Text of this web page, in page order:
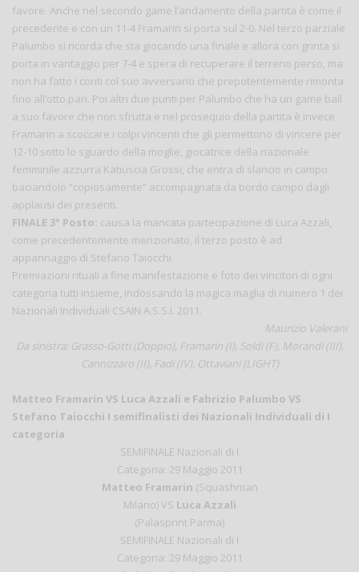
favore. Anche nel secondo game l’andamento della partita è come il
precedente e con un 11-4 Framarin si porta sul 2-0. Nel terzo parziale
Palumbo si ricorda che sta giocando una finale e allora con grinta si
porta in vantaggio per 7-4 e spera di recuperare il terreno perso, ma
non ha fatto i conti col suo avversario che prepotentemente rimonta
fino all’otto pari. Poi altri due punti per Palumbo che ha un game ball
a suo favore che non sfrutta e nel prosequio della partita è invece
Framarin a scoccare i colpi vincenti che gli permettono di vincere per
12-10 sotto lo sguardo della moglie, giocatrice della nazionale
femminile azzurra Katiuscia Grossi, che entra di slancio in campo
baciandolo “copiosamente” accompagnata da bordo campo dagli
applausi dei presenti.
FINALE 3° Posto: causa la mancata partecipazione di Luca Azzali,
come precedentemente menzionato, il terzo posto è ad
appannaggio di Stefano Taiocchi.
Premiazioni rituali a fine manifestazione e foto dei vincitori di ogni
categoria tutti insieme, indossando la magica maglia di numero 1 dei
Nazionali Individuali CSAIN A.S.S.I. 2011.
Maurizio Valerani
Da sinistra: Grasso-Gotti (Doppio), Framarin (I), Soldi (F), Morandi (III),
Cannizzaro (II), Fadi (IV), Ottaviani (LIGHT)
Matteo Framarin VS Luca Azzali e Fabrizio Palumbo VS
Stefano Taiocchi I semifinalisti dei Nazionali Individuali di I
categoria
SEMIFINALE Nazionali di I
Categoria: 29 Maggio 2011
Matteo Framarin (Squashman
Milano) VS Luca Azzali
(Palasprint Parma)
SEMIFINALE Nazionali di I
Categoria: 29 Maggio 2011